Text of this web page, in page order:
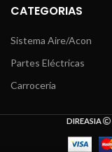
CATEGORIAS
Sistema Aire/Acon
Partes Eléctricas
Carrocería
DIREASIA